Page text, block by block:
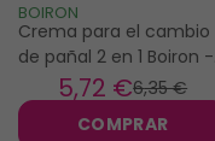
BOIRON
Crema para el cambio
de pañal 2 en 1 Boiron -
6,35 €
5,72 €
COMPRAR